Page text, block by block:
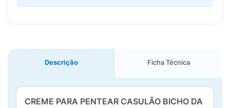
Descrição Ficha Técnica
CREME PARA PENTEAR CASULÃO BICHO DA